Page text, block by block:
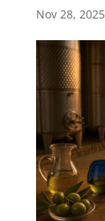
Nov 28, 2025